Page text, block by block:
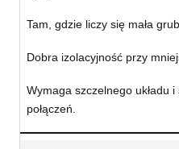
Tam, gdzie liczy się mała
Dobra izolacyjność przy
Wymaga szczelnego układu
połączeń.